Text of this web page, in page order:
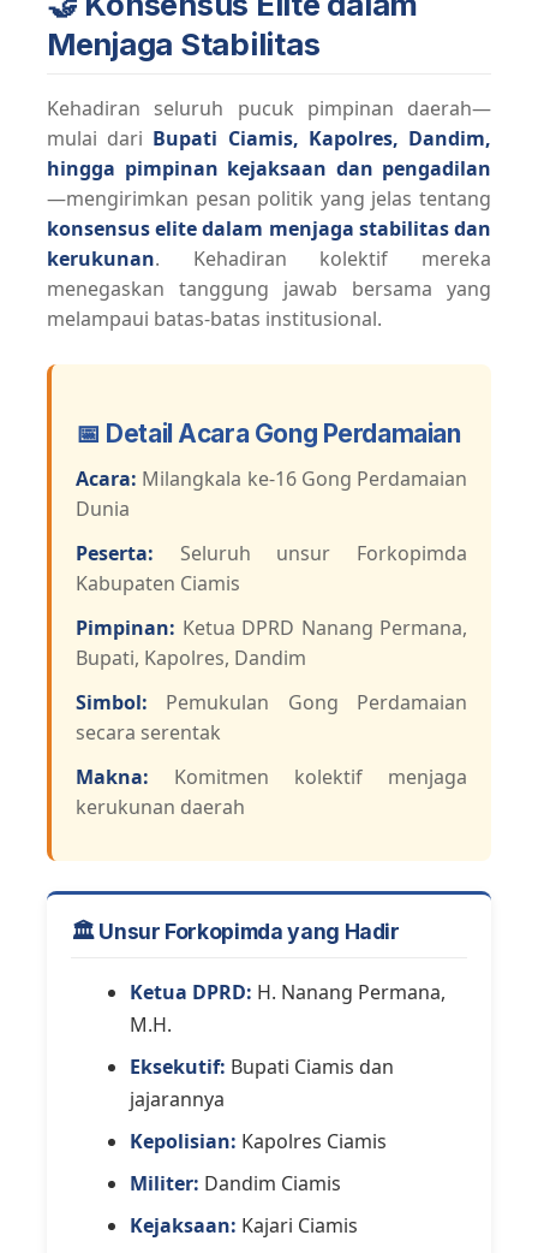
Menjaga Stabilitas
Kehadiran seluruh pucuk pimpinan daerah—
mulai dari Bupati Ciamis, Kapolres, Dandim,
hingga pimpinan kejaksaan dan pengadilan
—mengirimkan pesan politik yang jelas tentang
konsensus elite dalam menjaga stabilitas dan
kerukunan. Kehadiran kolektif mereka
menegaskan tanggung jawab bersama yang
melampaui batas-batas institusional.
📅 Detail Acara Gong Perdamaian
Acara: Milangkala ke-16 Gong Perdamaian
Dunia
Peserta: Seluruh unsur Forkopimda
Kabupaten Ciamis
Pimpinan: Ketua DPRD Nanang Permana,
Bupati, Kapolres, Dandim
Simbol: Pemukulan Gong Perdamaian
secara serentak
Makna: Komitmen kolektif menjaga
kerukunan daerah
🏛️ Unsur Forkopimda yang Hadir
Ketua DPRD: H. Nanang Permana,
M.H.
Eksekutif: Bupati Ciamis dan
jajarannya
Kepolisian: Kapolres Ciamis
Militer: Dandim Ciamis
Kejaksaan: Kajari Ciamis